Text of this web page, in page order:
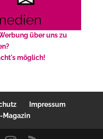
über uns zu
möglich!
Impressum
Magazin